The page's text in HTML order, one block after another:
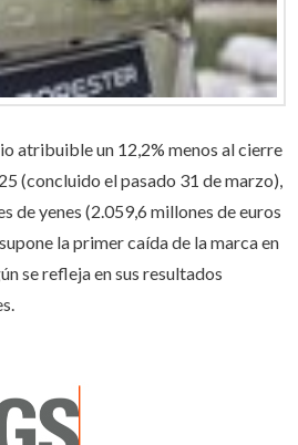
atribuible un 12,2% menos al cierre
(concluido el pasado 31 de marzo),
de yenes (2.059,6 millones de euros
la primer caída de la marca en
se refleja en sus resultados